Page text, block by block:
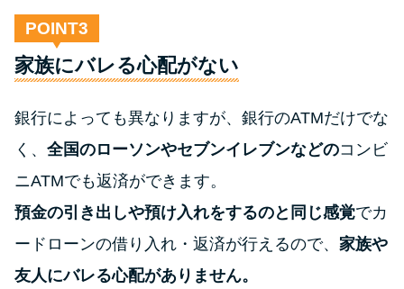
POINT
家族にバレる心配がない
銀行によっても異なりますが、銀行のATMだけでな
く、 全国のローソンやセブンイレブンなどのコンビ
ニATMでも返済ができます。
預金の引き出しや預け入れをするのと同じ感覚でカ
ードローンの借り入れ・返済が行えるので、 家族や
友人にバレる心配がありません。